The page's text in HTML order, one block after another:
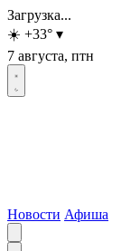
Загрузка...
☀️ +33° ▾
7 августа, птн
Новости Афиша